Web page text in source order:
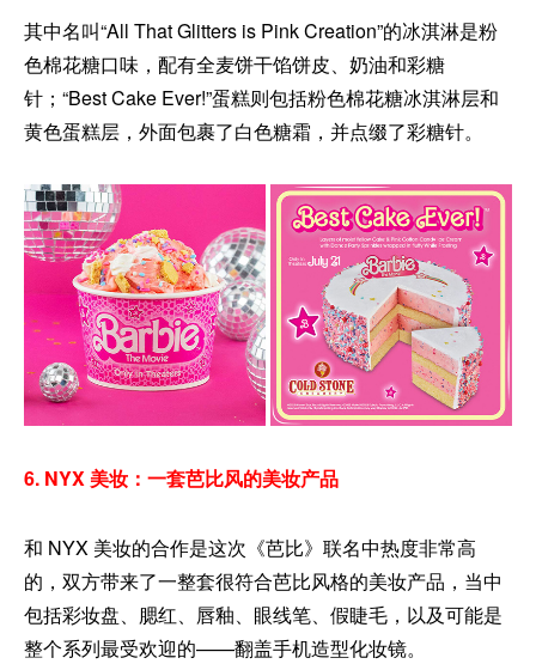
其中名叫“All That Glitters is Pink Creation”的冰淇淋是粉
色棉花糖口味，配有全麦饼干馅饼皮、奶油和彩糖
针；“Best Cake Ever!”蛋糕则包括粉色棉花糖冰淇淋层和
黄色蛋糕层，外面包裹了白色糖霜，并点缀了彩糖针。
6. NYX 美妆：一套芭比风的美妆产品
和 NYX 美妆的合作是这次《芭比》联名中热度非常高
的，双方带来了一整套很符合芭比风格的美妆产品，当中
包括彩妆盘、腮红、唇釉、眼线笔、假睫毛，以及可能是
整个系列最受欢迎的——翻盖手机造型化妆镜。